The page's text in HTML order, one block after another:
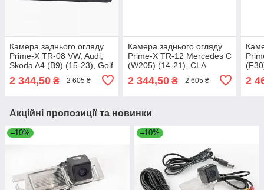
Камера заднього огляду
Prime-X TR-08 VW, Audi,
Skoda A4 (B9) (15-23), Golf
(10-18),
2 344,50 ₴ 2 605 ₴
Камера заднього огляду
Prime-X TR-12 Mercedes C
(W205) (14-21), CLA
(W218/C218) (10-18)
2 344,50₴ 2 605 ₴
(10-
2
Акційні пропозиції та новинки
–10% –10%